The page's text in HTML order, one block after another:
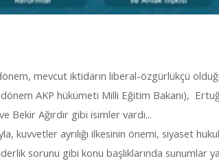
mevcut iktidarın liberal-özgürlükçü
AKP hükümeti Milli Eğitim Bakanı),
Bekir Ağırdır gibi isimler vardı...
kuvvetler ayrılığı ilkesinin önemi, siyaset
sorunu gibi konu başlıklarında sunumlar